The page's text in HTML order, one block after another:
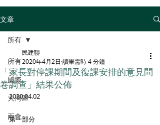
文章
所有
國際
大灣區
兩會
所有
「家長對停課期間及復課安排的意見問
卷調查」結果公佈
民建聯
2020年4月2日 讀畢需時 4 分鐘
2020.04.02
第一部分